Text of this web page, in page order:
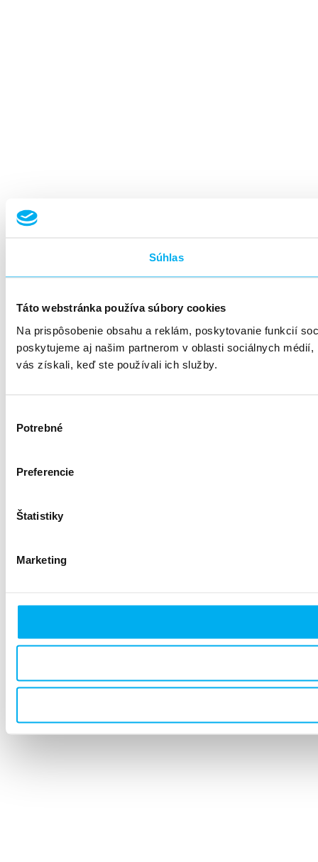
Súhlas
Táto webstránka používa súbory cookies
Na prispôsobenie obsahu a reklám, poskytovanie funkcií
poskytujeme aj našim partnerom v oblasti sociálnych
vás získali, keď ste používali ich služby.
súhlasu
Potrebné
Preferencie
Štatistiky
Marketing